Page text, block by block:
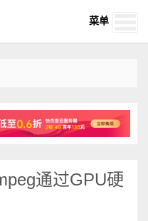
菜单
通过GPU硬